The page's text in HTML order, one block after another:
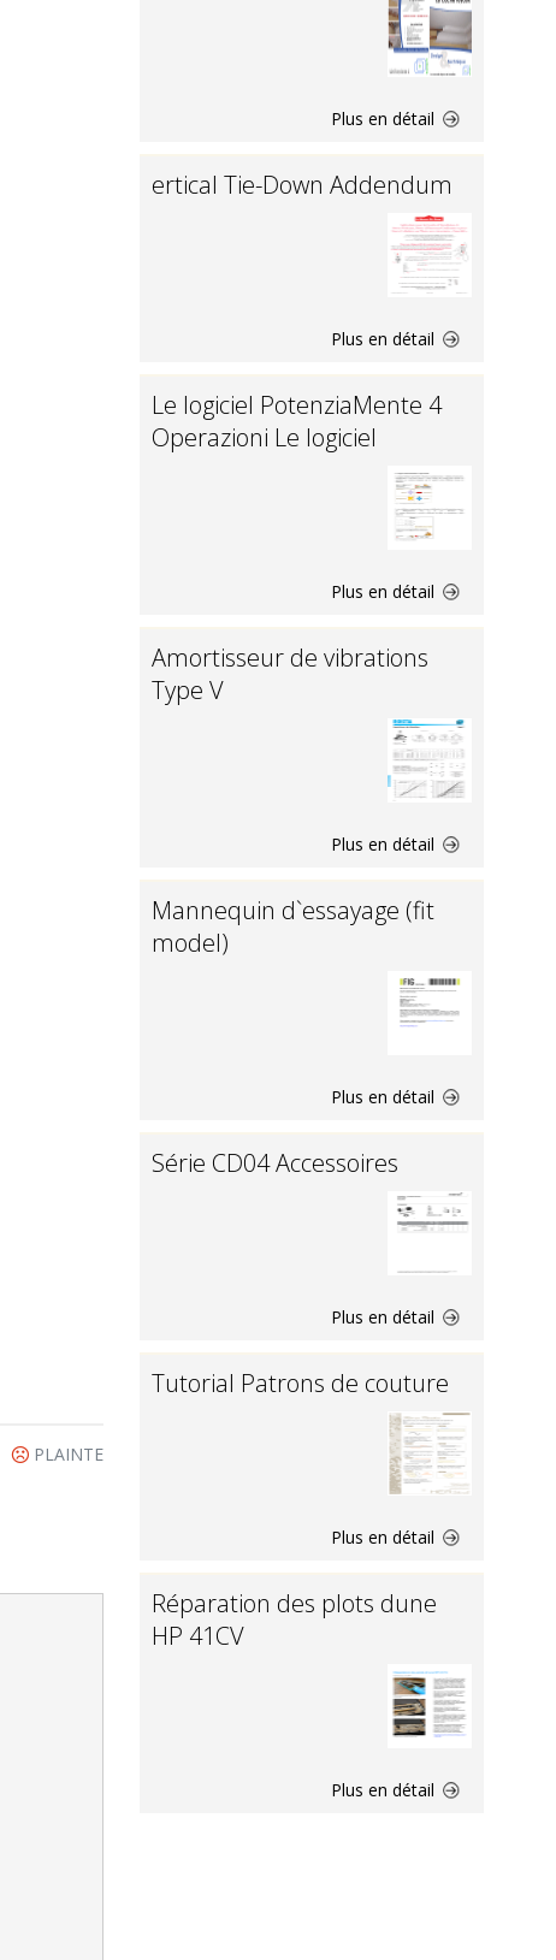
PLAINTE
Plus en détail
ertical Tie-Down Addendum
Plus en détail
Le logiciel PotenziaMente 4
Operazioni Le logiciel
Plus en détail
Amortisseur de vibrations
Type V
Plus en détail
Mannequin d`essayage (fit
model)
Plus en détail
Série CD04 Accessoires
Plus en détail
Tutorial Patrons de couture
Plus en détail
Réparation des plots dune
HP 41CV
Plus en détail